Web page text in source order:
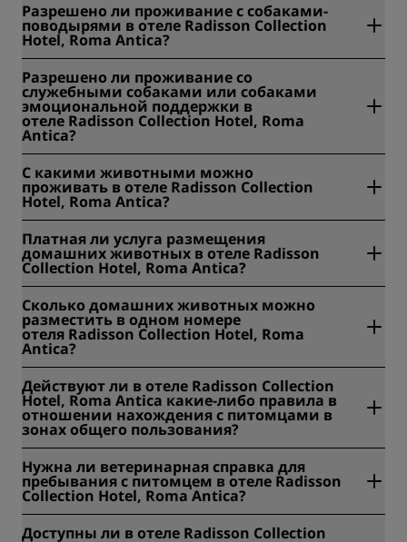
Разрешено ли проживание с собаками-
поводырями в отеле Radisson Collection
Hotel, Roma Antica?
разрешено проживание с собаками-поводырями.
Разрешено ли проживание со
служебными собаками или собаками
эмоциональной поддержки в
отеле Radisson Collection Hotel, Roma
Antica?
разрешено проживание со служебными собаками или
собаками эмоциональной поддержки.
С какими животными можно
проживать в отеле Radisson Collection
Hotel, Roma Antica?
разрешено проживание с кошками и собаками.
Максимальный допустимый вес питомца - 25.
Платная ли услуга размещения
домашних животных в отеле Radisson
Collection Hotel, Roma Antica?
отеле Radisson Collection Hotel, Roma Antica платная
(стоимость - 50 евро за пребывание).
Сколько домашних животных можно
разместить в одном номере
отеля Radisson Collection Hotel, Roma
Antica?
может проживать не более двух домашних животных.
Действуют ли в отеле Radisson Collection
Hotel, Roma Antica какие-либо правила в
отношении нахождения с питомцами в
зонах общего пользования?
правил в отношении нахождения с питомцами в зонах
общего пользования.
Нужна ли ветеринарная справка для
пребывания с питомцем в отеле Radisson
Collection Hotel, Roma Antica?
Collection Hotel, Roma Antica не нужна ветеринарная
Доступны ли в отеле Radisson Collection